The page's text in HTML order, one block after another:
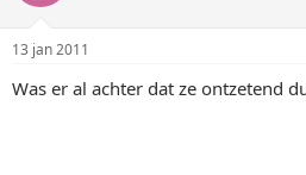
13 jan 2011
Was er al achter dat ze ontzetend